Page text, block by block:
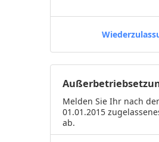
Melden Sie Ihr nach
01.01.2015
ab.